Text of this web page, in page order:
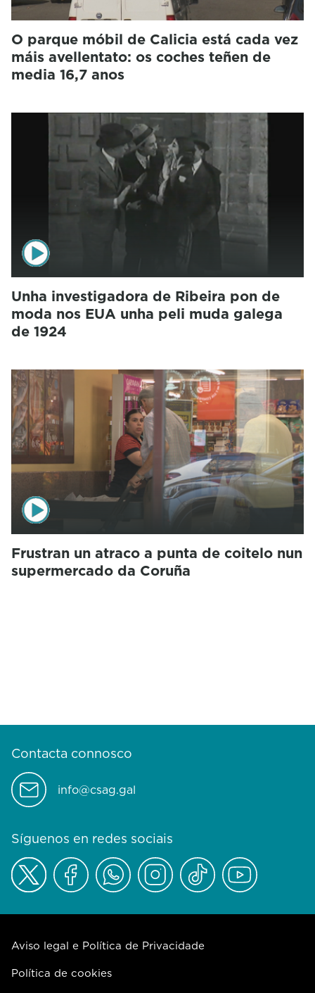
O parque móbil de Calicia está cada vez
máis avellentato: os coches teñen de
media 16,7 anos
Unha investigadora de Ribeira pon de
moda nos EUA unha peli muda galega
de 1924
Frustran un atraco a punta de coitelo nun
supermercado da Coruña
Contacta connosco
info@csag.gal
Síguenos en redes sociais
Aviso legal e Política de Privacidade
Política de cookies